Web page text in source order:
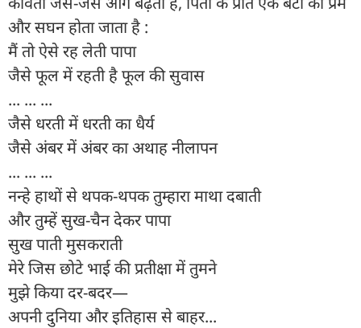
और सघन होता जाता है :
मैं तो ऐसे रह लेती पापा
जैसे फूल में रहती है फूल की सुवास
... ... ...
जैसे धरती में धरती का धैर्य
जैसे अंबर में अंबर का अथाह नीलापन
... ... ...
नन्हे हाथों से थपक-थपक तुम्हारा माथा दबाती
और तुम्हें सुख-चैन देकर पापा
सुख पाती मुसकराती
मेरे जिस छोटे भाई की प्रतीक्षा में तुमने
मुझे किया दर-बदर—
अपनी दुनिया और इतिहास से बाहर...